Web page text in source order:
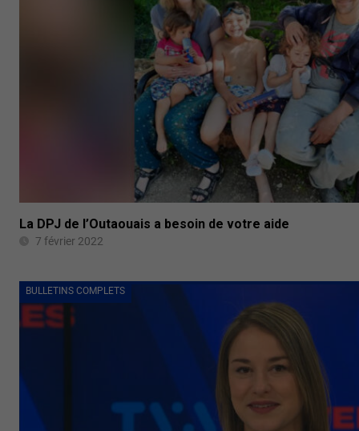
La DPJ de l’Outaouais a besoin de votre aide
7 février 2022
BULLETINS COMPLETS